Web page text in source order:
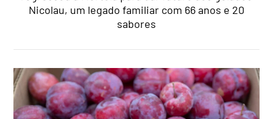
Nicolau, um legado familiar com 66 anos e 20
sabores